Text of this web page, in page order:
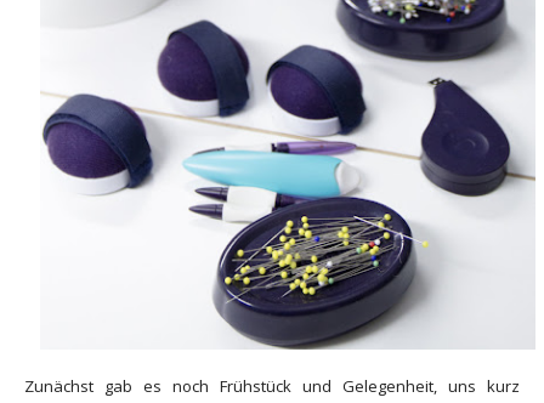
Zunächst gab es noch Frühstück und Gelegenheit, uns kurz